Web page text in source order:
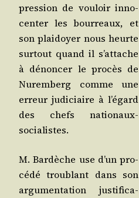
pres­sion de vou­loir inno­
cen­ter les bour­reaux, et
son plai­doyer nous heurte
sur­tout quand il s’at­tache
à dénon­cer le pro­cès de
Nurem­berg comme une
erreur judi­ciaire à l’é­gard
des chefs nationaux-
socialistes.
M. Bar­dèche use d’un pro­
cé­dé trou­blant dans son
argu­men­ta­tion jus­ti­fi­ca­